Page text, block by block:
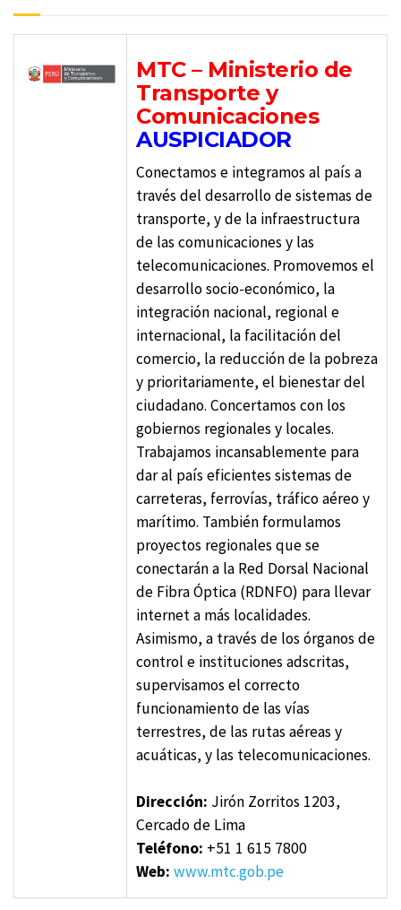
MTC – Ministerio de
Transporte y
Comunicaciones
AUSPICIADOR
Conectamos e integramos al país a
través del desarrollo de sistemas de
transporte, y de la infraestructura
de las comunicaciones y las
telecomunicaciones. Promovemos el
desarrollo socio-económico, la
integración nacional, regional e
internacional, la facilitación del
comercio, la reducción de la pobreza
y prioritariamente, el bienestar del
ciudadano. Concertamos con los
gobiernos regionales y locales.
Trabajamos incansablemente para
dar al país eficientes sistemas de
carreteras, ferrovías, tráfico aéreo y
marítimo. También formulamos
proyectos regionales que se
conectarán a la Red Dorsal Nacional
de Fibra Óptica (RDNFO) para llevar
internet a más localidades.
Asimismo, a través de los órganos de
control e instituciones adscritas,
supervisamos el correcto
funcionamiento de las vías
terrestres, de las rutas aéreas y
acuáticas, y las telecomunicaciones.
Dirección: Jirón Zorritos 1203,
Cercado de Lima
Teléfono: +51 1 615 7800
Web: www.mtc.gob.pe